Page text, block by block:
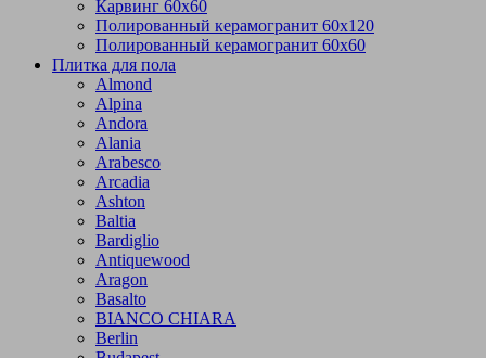
Карвинг 60х60
Полированный керамогранит 60х120
Полированный керамогранит 60х60
Плитка для пола
Almond
Alpina
Andora
Alania
Arabesco
Arcadia
Ashton
Baltia
Bardiglio
Antiquewood
Aragon
Basalto
BIANCO CHIARA
Berlin